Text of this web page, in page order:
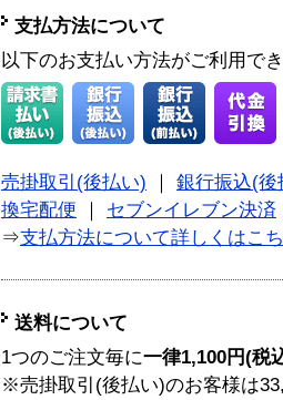
支払方法について
以下のお支払い方法がご利用で
売掛取引(後払い)
銀行振込(後
換宅配便
セブンイレブン決済
⇒支払方法について詳しくはこ
送料について
1つのご注文毎に一律1,100円(税
※売掛取引(後払い)のお客様は